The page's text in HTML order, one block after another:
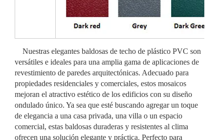
Nuestras elegantes baldosas de techo de plástico PVC son
versátiles e ideales para una amplia gama de aplicaciones de
revestimiento de paredes arquitectónicas. Adecuado para
propiedades residenciales y comerciales, estos mosaicos
mejoran el atractivo estético de los edificios con su diseño
ondulado único. Ya sea que esté buscando agregar un toque
de elegancia a una casa privada, una villa o un espacio
comercial, estas baldosas duraderas y resistentes al clima
ofrecen una solución elegante y práctica. Perfecto para